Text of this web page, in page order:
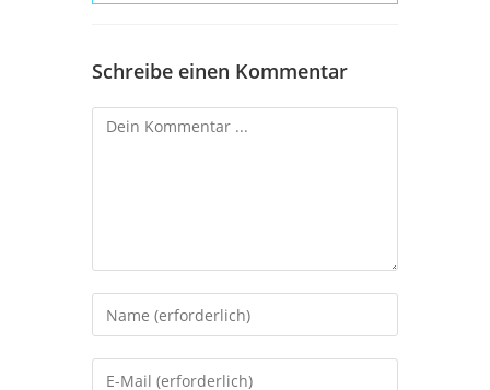
Schreibe einen Kommentar